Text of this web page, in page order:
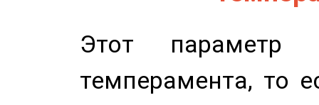
Этот параметр
темперамента, то